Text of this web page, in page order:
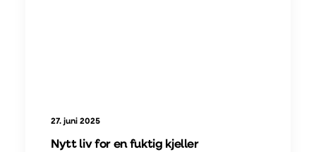
27. juni 2025
Nytt liv for en fuktig kjeller